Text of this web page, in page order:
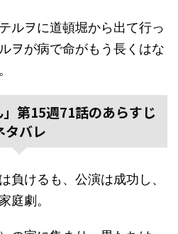
ルヲに道頓堀から出て行っ
ヲが病で命がもう長くはな
第15週71話のあらすじ
タバレ
負けるも、公演は成功し、
庭劇。